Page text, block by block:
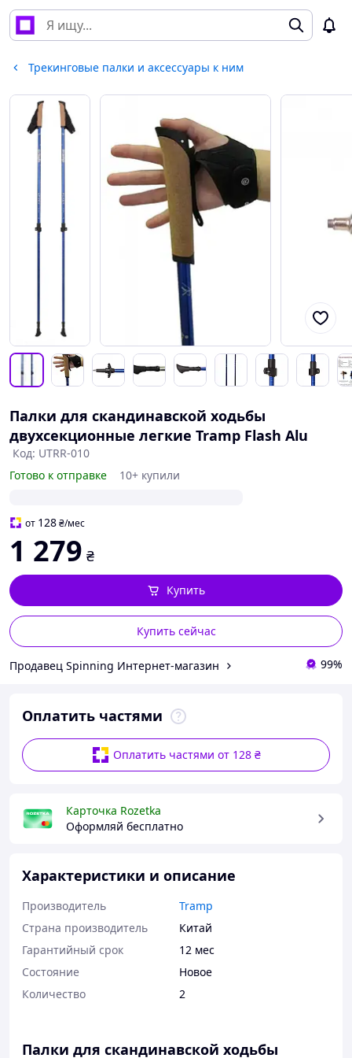
Трекинговые палки и аксессуары к ним
Палки для скандинавской ходьбы
двухсекционные легкие Tramp Flash Alu
Код: UTRR-010
Готово к отправке
10+ купили
от 128₴/мес
1 279 ₴
Купить сейчас
Купить
Продавец Spinning Интернет-магазин 99%
Оплатить частями
Оплатить частями от 128 ₴
Карточка Rozetka
Оформляй бесплатно
Характеристики и описание
Производитель
Tramp
Страна производитель
Китай
Гарантийный срок
12 мес
Состояние
Новое
Количество
2
Палки для скандинавской ходьбы